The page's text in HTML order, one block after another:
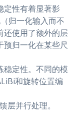
定性有着显著影
归一化输入而不
还使用了额外的层
预归一化在某些尺
稳定性。不同的模
和旋转位置编
层并行处理。